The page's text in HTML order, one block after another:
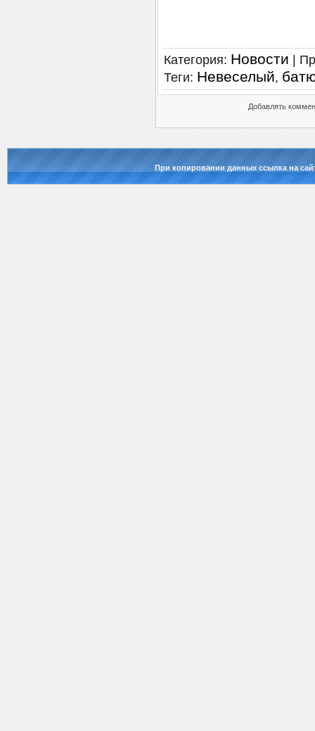
Категория: Новости
Теги: Невеселый,
Добавлять
При копировании данных ссылка на